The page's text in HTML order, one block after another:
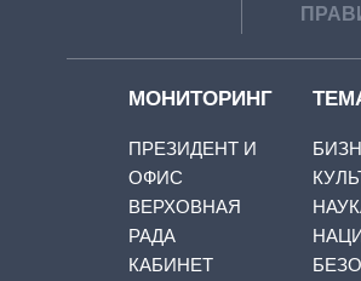
МОНИТОРИНГ
ПРЕЗИДЕНТ И
ОФИС
ВЕРХОВНАЯ
РАДА
КАБИНЕТ